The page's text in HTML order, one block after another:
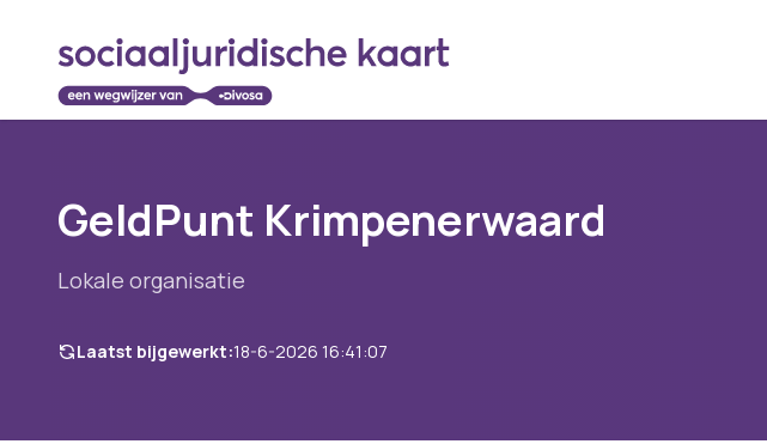
GeldPunt Krimpenerwaard
Lokale organisatie
Laatst bijgewerkt:18-6-2026 16:41:07